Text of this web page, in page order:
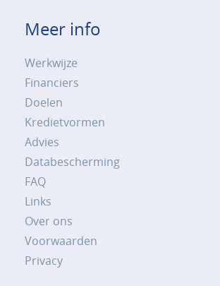
Meer info
Werkwijze
Financiers
Doelen
Kredietvormen
Advies
Databescherming
FAQ
Links
Over ons
Voorwaarden
Privacy